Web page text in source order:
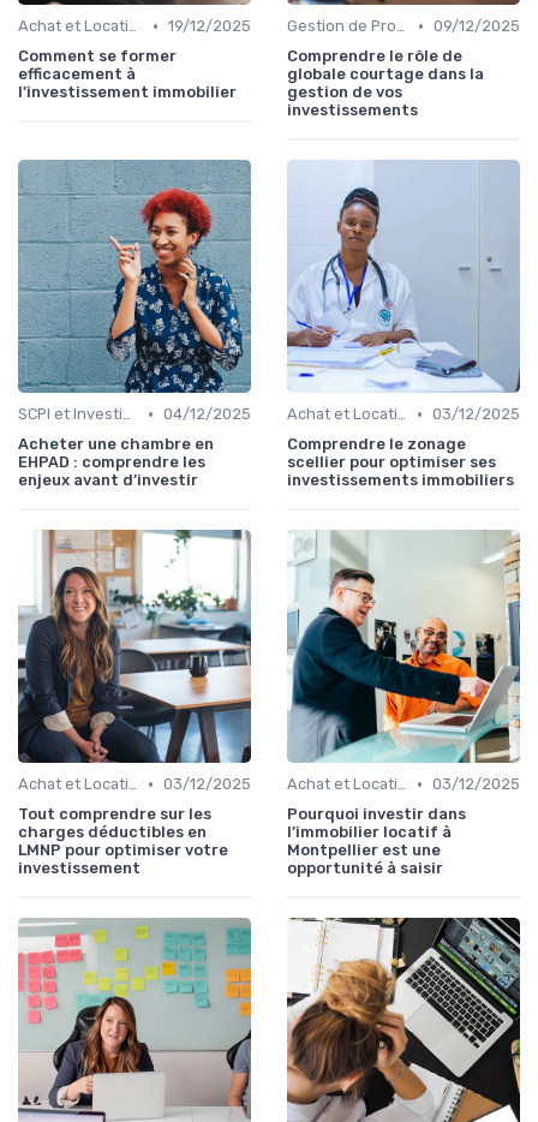
Achat et Location de Biens Immobiliers • 19/12/2025
Comment se former
efficacement à
l’investissement immobilier
Gestion de Propriété • 09/12/2025
Comprendre le rôle de
globale courtage dans la
gestion de vos
investissements
SCPI et Investissements Locatifs • 04/12/2025
Acheter une chambre en
EHPAD : comprendre les
enjeux avant d’investir
Achat et Location de Biens Immobiliers • 03/12/2025
Comprendre le zonage
scellier pour optimiser ses
investissements immobiliers
Achat et Location de Biens Immobiliers • 03/12/2025
Tout comprendre sur les
charges déductibles en
LMNP pour optimiser votre
investissement
Achat et Location de Biens Immobiliers • 03/12/2025
Pourquoi investir dans
l’immobilier locatif à
Montpellier est une
opportunité à saisir